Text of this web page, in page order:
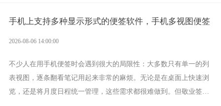
手机上支持多种显示形式的便签软件，手机多视图便签
2026-08-06 14:00:00
不少人在用手机便签时会遇到很大的局限性：大多数只有单一的列
表视图，逐条翻看笔记用起来非常的麻烦。无论是在桌面上快速浏
览，还是将月度日程统一管理，这些需求都很难做到。但敬业签作